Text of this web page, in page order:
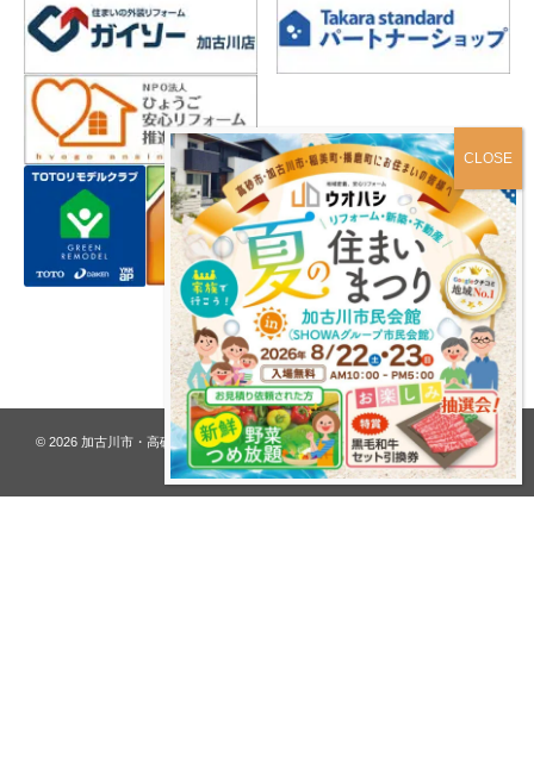
プライバシーポリシー
© 2026 加古川市・高砂市 夢リフォーム ウオハシ – 創業128年の老舗. All rights
reserved.